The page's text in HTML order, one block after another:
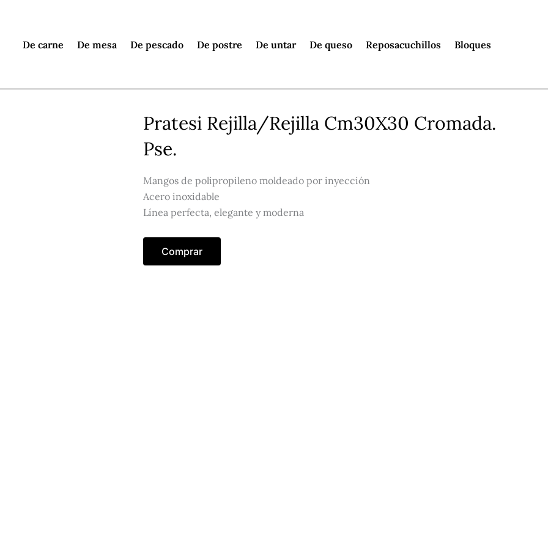
De carne De mesa De pescado De postre De untar De queso Reposacuchillos Bloques
Pratesi Rejilla/Rejilla Cm30X30 Cromada.
Pse.
Mangos de polipropileno moldeado por inyección
Acero inoxidable
Línea perfecta, elegante y moderna
Comprar